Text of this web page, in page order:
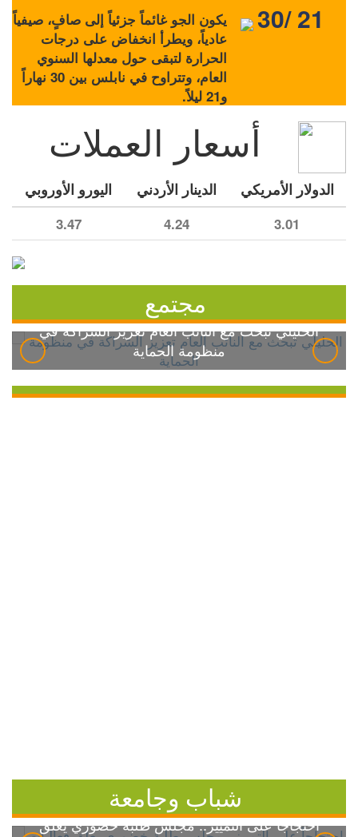
يكون الجو غائماً جزئياً إلى صافٍ، صيفياً
عادياً، ويطرأ انخفاض على درجات
الحرارة لتبقى حول معدلها السنوي
العام، وتتراوح في نابلس بين 30 نهاراً
و21 ليلاً.
30/ 21
أسعار العملات
الدولار الأمريكي الدينار الأردني اليورو الأوروبي
3.01
4.24
3.47
مجتمع
الخليلي تبحث مع النائب العام تعزيز الشراكة في
منظومة الحماية
شباب وجامعة
احتجاجاً على التمييز.. مجلس طلبة خضوري يعلق